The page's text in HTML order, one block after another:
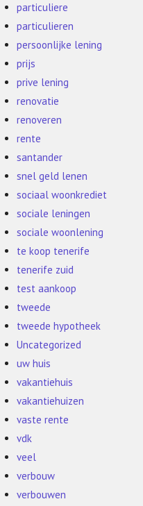
particuliere
particulieren
persoonlijke lening
prijs
prive lening
renovatie
renoveren
rente
santander
snel geld lenen
sociaal woonkrediet
sociale leningen
sociale woonlening
te koop tenerife
tenerife zuid
test aankoop
tweede
tweede hypotheek
Uncategorized
uw huis
vakantiehuis
vakantiehuizen
vaste rente
vdk
veel
verbouw
verbouwen